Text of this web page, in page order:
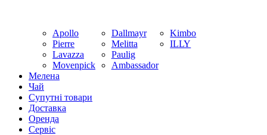
Apollo
Pierre
Lavazza
Movenpick
Dallmayr
Melitta
Paulig
Ambassador
Kimbo
ILLY
Мелена
Чай
Супутні товари
Доставка
Оренда
Cервіс